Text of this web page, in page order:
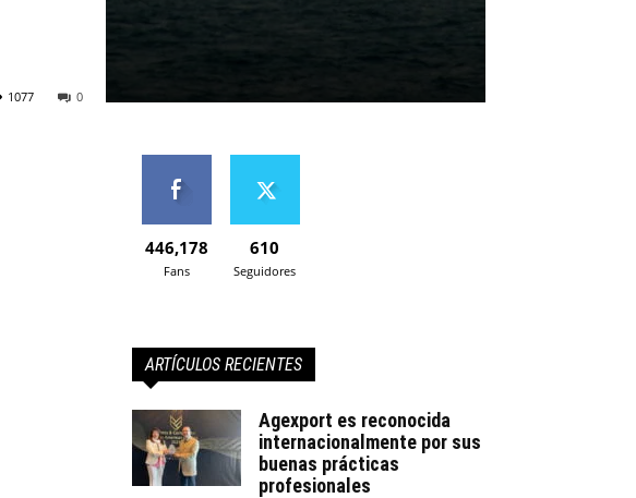
0
1077
446,178
Fans
610
Seguidores
ARTÍCULOS RECIENTES
Agexport es reconocida
internacionalmente por sus
buenas prácticas
profesionales